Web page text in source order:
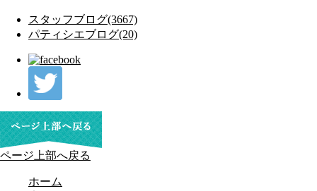
スタッフブログ(3667)
パティシエブログ(20)
ページ上部へ戻る
ホーム